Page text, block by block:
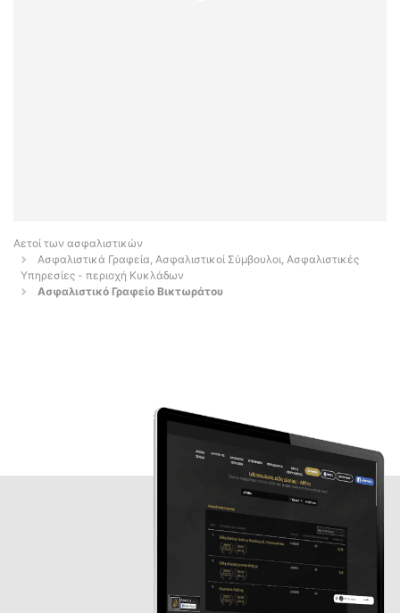
Αετοί των ασφαλιστικών
Ασφαλιστικά Γραφεία, Ασφαλιστικοί Σύμβουλοι, Ασφαλιστικές
Υπηρεσίες - περιοχή Κυκλάδων
Ασφαλιστικό Γραφείο Βικτωράτου